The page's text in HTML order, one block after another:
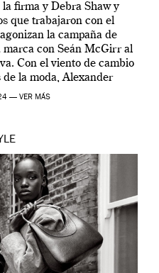
firma y Debra Shaw y
que trabajaron con el
la campaña de
marca con Seán McGirr al
Con el viento de cambio
de la moda, Alexander
para una […]
— VER MÁS